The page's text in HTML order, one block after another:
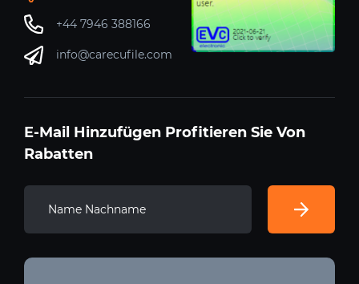
+44 7946 388166
info@carecufile.com
E-Mail Hinzufügen Profitieren Sie Von
Rabatten